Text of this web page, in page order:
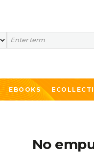
Search
EBOOKS
No